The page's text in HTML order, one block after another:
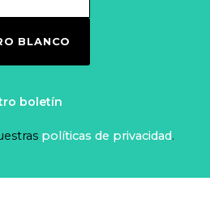
BLANCO
boletín
políticas de privacidad.